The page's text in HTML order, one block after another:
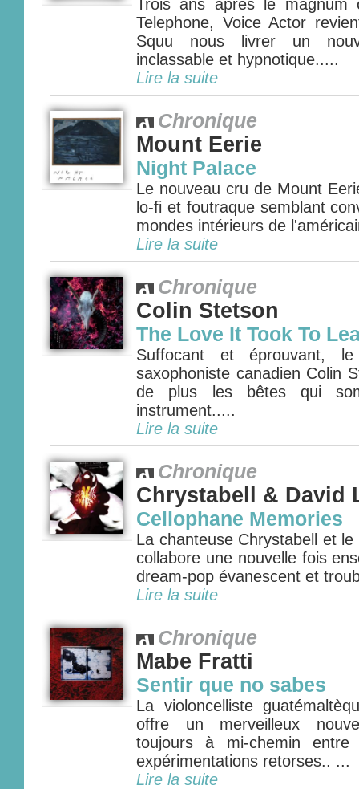
Trois ans après le magnum
Telephone, Voice Actor
Squu nous livrer un
inclassable et hypnotique.....
Lire la suite
Chronique
Mount Eerie
Night Palace
Le nouveau cru de Mount
lo-fi et foutraque semblant
mondes intérieurs de
Lire la suite
Chronique
Colin Stetson
The Love It Took To
Suffocant et éprouvant,
saxophoniste canadien Colin
de plus les bêtes qui
instrument.....
Lire la suite
Chronique
Chrystabell & David
Cellophane Memories
La chanteuse Chrystabell et
collabore une nouvelle fois
dream-pop évanescent et
Lire la suite
Chronique
Mabe Fratti
Sentir que no sabes
La violoncelliste
offre un merveilleux
toujours à mi-chemin
expérimentations retorses.. ...
Lire la suite